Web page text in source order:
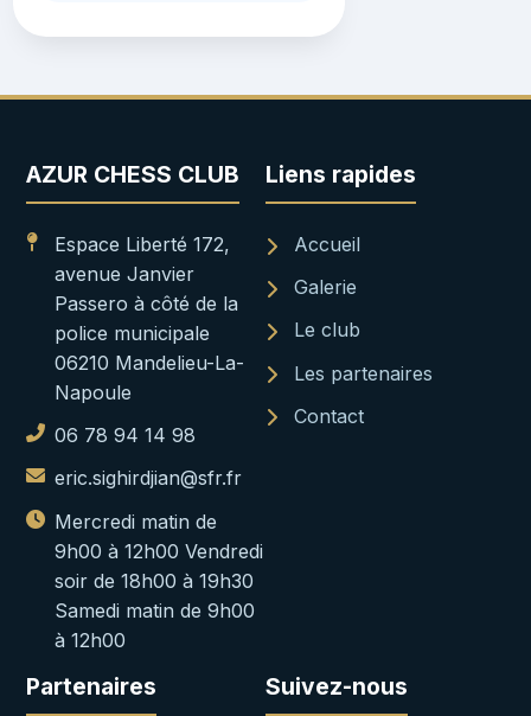
AZUR CHESS CLUB
Espace Liberté 172,
avenue Janvier
Passero à côté de la
police municipale
06210 Mandelieu-La-
Napoule
06 78 94 14 98
eric.sighirdjian@sfr.fr
Mercredi matin de
9h00 à 12h00 Vendredi
soir de 18h00 à 19h30
Samedi matin de 9h00
à 12h00
Liens rapides
Accueil
Galerie
Le club
Les partenaires
Contact
Partenaires Suivez-nous